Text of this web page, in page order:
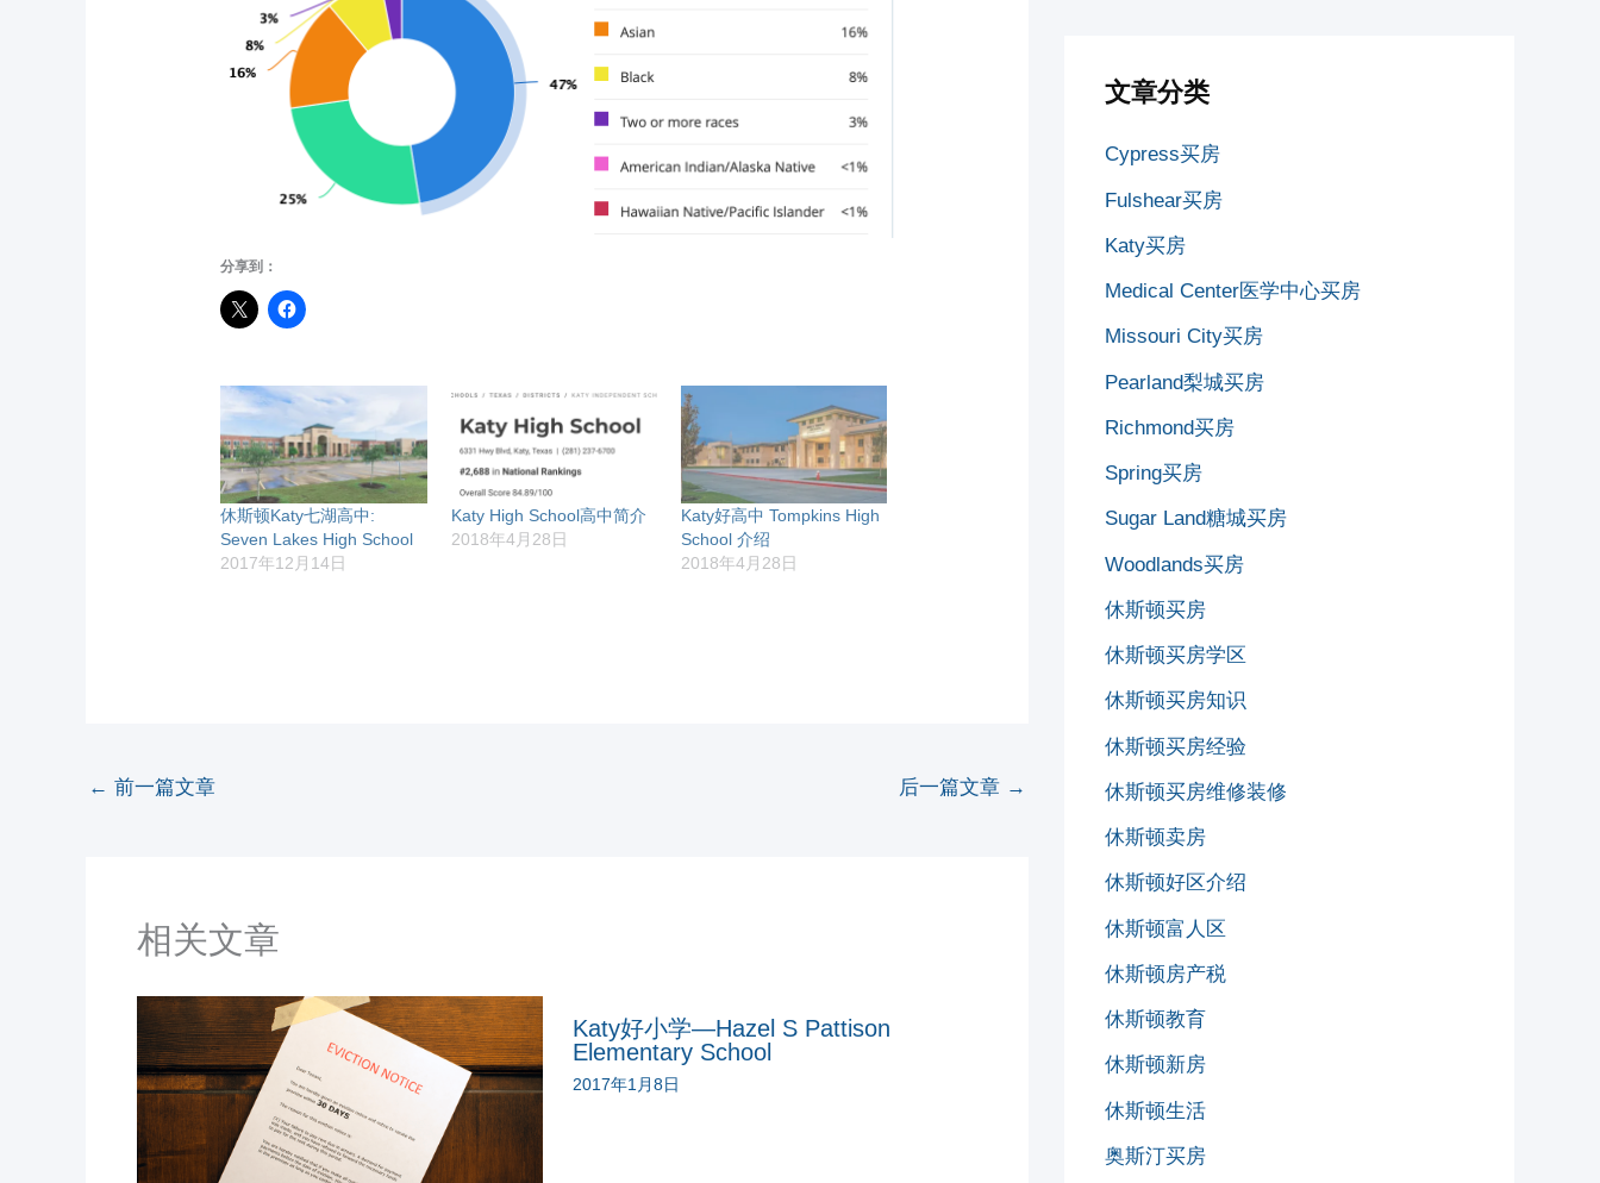
分享到：
休斯顿Katy七湖高中:
Seven Lakes High School
2017年12月14日
Katy High School高中简介
2018年4月28日
Katy好高中 Tompkins High
School 介绍
2018年4月28日
← 前一篇文章 后一篇文章 →
相关文章
Katy好小学—Hazel S Pattison
Elementary School
2017年1月8日
文章分类
Cypress买房
Fulshear买房
Katy买房
Medical Center医学中心买房
Missouri City买房
Pearland梨城买房
Richmond买房
Spring买房
Sugar Land糖城买房
Woodlands买房
休斯顿买房
休斯顿买房学区
休斯顿买房知识
休斯顿买房经验
休斯顿买房维修装修
休斯顿卖房
休斯顿好区介绍
休斯顿富人区
休斯顿房产税
休斯顿教育
休斯顿新房
休斯顿生活
奥斯汀买房